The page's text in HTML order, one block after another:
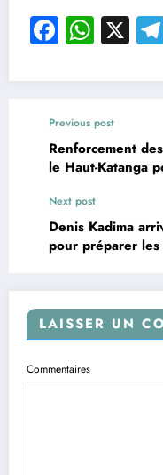
X
Previous post
Renforcement
le Haut-Katanga
Next post
Denis Kadima
pour préparer
LAISSER UN
Commentaires